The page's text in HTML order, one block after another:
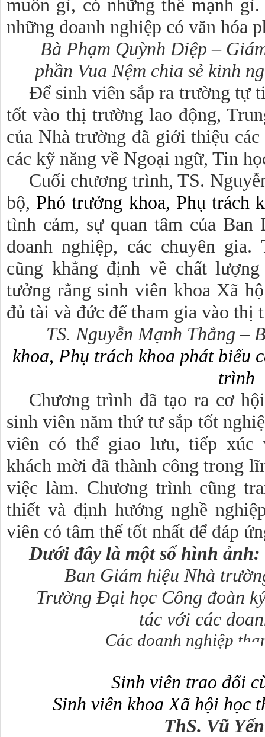
muốn gì, có những thế mạnh
những doanh nghiệp có văn hóa
Bà Phạm Quỳnh Diệp –
phần Vua Nệm chia sẻ kinh
Để sinh viên sắp ra trường tự
tốt vào thị trường lao động,
của Nhà trường đã giới thiệu
các kỹ năng về Ngoại ngữ, Tin
Cuối chương trình, TS.
bộ, Phó trưởng khoa, Phụ
tình cảm, sự quan tâm của Ban
doanh nghiệp, các chuyên
cũng khẳng định về chất
tưởng rằng sinh viên khoa Xã
đủ tài và đức để tham gia vào thị
TS. Nguyễn Mạnh Thắng –
khoa, Phụ trách khoa phát biểu
trình
Chương trình đã tạo ra cơ
sinh viên năm thứ tư sắp tốt
viên có thể giao lưu, tiếp xúc
khách mời đã thành công trong
việc làm. Chương trình cũng
thiết và định hướng nghề
viên có tâm thế tốt nhất để đáp
Dưới đây là một số hình ảnh:
Ban Giám hiệu Nhà
Trường Đại học Công đoàn
tác với các
Các doanh nghiệp
Sinh viên trao đổi
Sinh viên khoa Xã hội học
ThS. Vũ